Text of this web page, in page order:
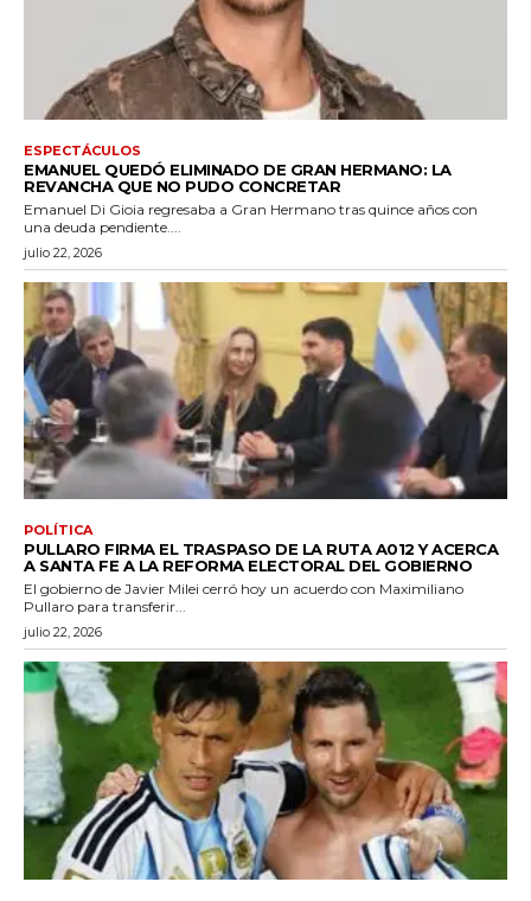
ESPECTÁCULOS
EMANUEL QUEDÓ ELIMINADO DE GRAN HERMANO: LA
REVANCHA QUE NO PUDO CONCRETAR
Emanuel Di Gioia regresaba a Gran Hermano tras quince años con
una deuda pendiente....
julio 22, 2026
POLÍTICA
PULLARO FIRMA EL TRASPASO DE LA RUTA A012 Y ACERCA
A SANTA FE A LA REFORMA ELECTORAL DEL GOBIERNO
El gobierno de Javier Milei cerró hoy un acuerdo con Maximiliano
Pullaro para transferir...
julio 22, 2026